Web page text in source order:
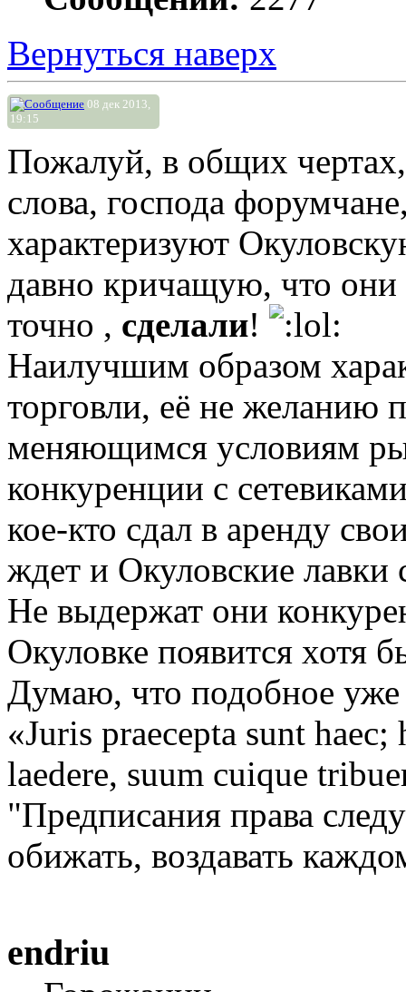
Вернуться наверх
08 дек 2013,
19:15
Пожалуй, в общих
слова, господа
характеризуют
давно кричащую, что они
точно , сделали!
Наилучшим образом
торговли, её не желанию
меняющимся условиям
конкуренции с
кое-кто сдал в аренду
ждет и Окуловские лавки
Не выдержат они
Окуловке появится хотя
Думаю, что подобное
«Juris praecepta sunt
laedere, suum cuique
"Предписания права
обижать, воздавать
endriu